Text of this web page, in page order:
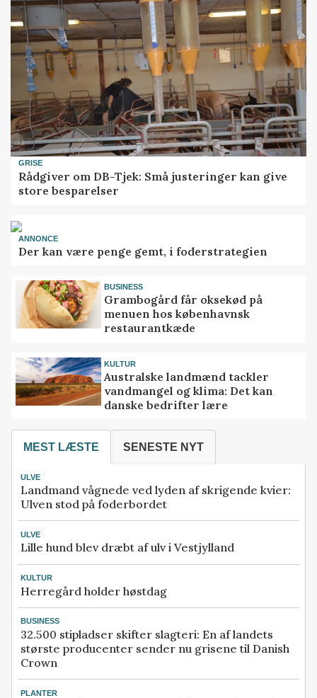
GRISE
Rådgiver om DB-Tjek: Små justeringer kan give
store besparelser
ANNONCE
Der kan være penge gemt, i foderstrategien
BUSINESS
Grambogård får oksekød på
menuen hos københavnsk
restaurantkæde
KULTUR
Australske landmænd tackler
vandmangel og klima: Det kan
danske bedrifter lære
MEST LÆSTE SENESTE NYT
ULVE
Landmand vågnede ved lyden af skrigende kvier:
Ulven stod på foderbordet
ULVE
Lille hund blev dræbt af ulv i Vestjylland
KULTUR
Herregård holder høstdag
BUSINESS
32.500 stipladser skifter slagteri: En af landets
største producenter sender nu grisene til Danish
Crown
PLANTER